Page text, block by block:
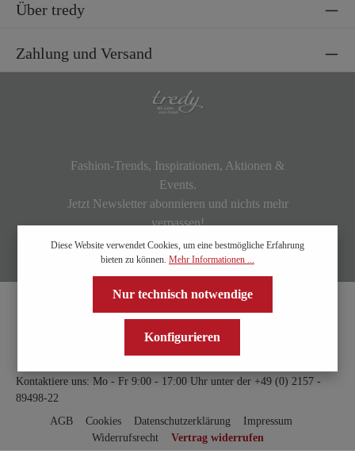
Über tredy
Zahlung und Versand
Fashion-Trends, Inspirationen, Aktionen &
Events.
Jetzt Newsletter abonnieren und nichts mehr
verpassen!
Kontaktiere uns: Mo - Fr 9:00 - 17:00 Uhr unter der +49 (0) 2157 -
89498-22
AGB
Cookies Datenschutzerklärung
Impressum
Widerrufsrecht
Vertrag widerrufen
Diese Website verwendet Cookies, um eine bestmögliche Erfahrung
bieten zu können. Mehr Informationen ...
Nur technisch notwendige
Konfigurieren